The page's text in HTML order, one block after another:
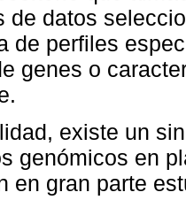
de datos
de perfiles
genes o
existe un
genómicos en
en gran parte